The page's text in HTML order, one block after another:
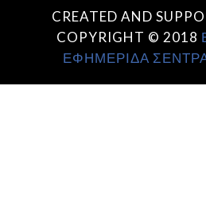
CREATED AND
COPYRIGHT © 2018
ΕΦΗΜΕΡΙΔΑ